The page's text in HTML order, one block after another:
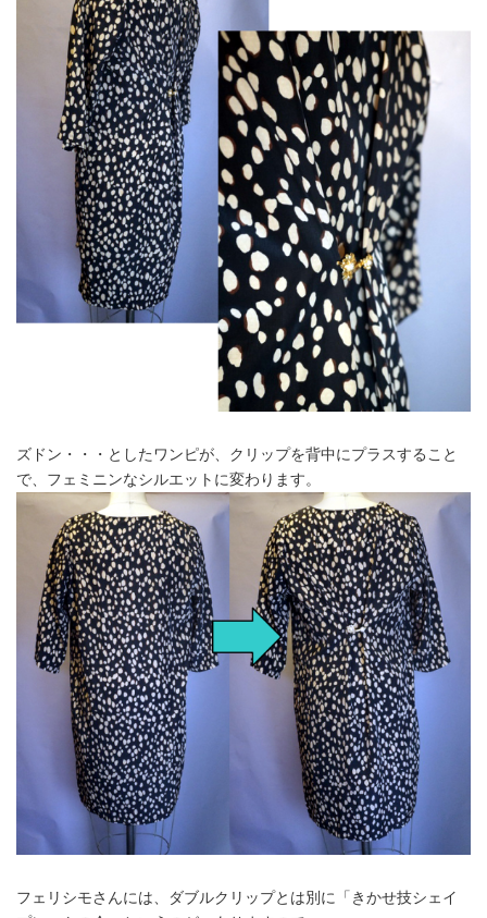
ズドン・・・としたワンピが、クリップを背中にプラスすること
で、フェミニンなシルエットに変わります。
フェリシモさんには、ダブルクリップとは別に「きかせ技シェイ